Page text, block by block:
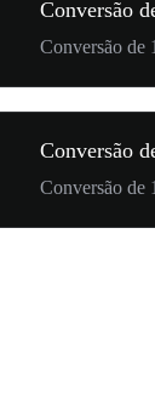
Conversão
Conversão
Conversão
Conversão